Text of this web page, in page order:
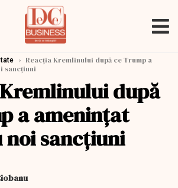
› Reacţia Kremlinului după ce Trump a
sancţiuni
după
a ameninţat
noi sancţiuni